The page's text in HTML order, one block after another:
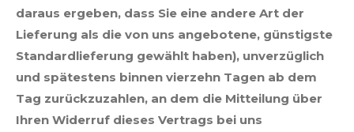
daraus ergeben, dass Sie eine andere Art der
Lieferung als die von uns angebotene, günstigste
Standardlieferung gewählt haben), unverzüglich
und spätestens binnen vierzehn Tagen ab dem
Tag zurückzuzahlen, an dem die Mitteilung über
Ihren Widerruf dieses Vertrags bei uns